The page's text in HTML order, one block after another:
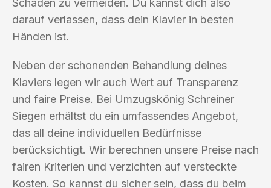
Schäden zu vermeiden. Du kannst dich also
darauf verlassen, dass dein Klavier in besten
Händen ist.
Neben der schonenden Behandlung deines
Klaviers legen wir auch Wert auf Transparenz
und faire Preise. Bei Umzugskönig Schreiner
Siegen erhältst du ein umfassendes Angebot,
das all deine individuellen Bedürfnisse
berücksichtigt. Wir berechnen unsere Preise nach
fairen Kriterien und verzichten auf versteckte
Kosten. So kannst du sicher sein, dass du beim